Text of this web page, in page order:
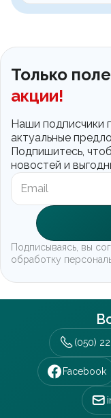
Только
акции!
Наши подписчики
актуальные
Подпишитесь,
новостей и
Подписываясь, вы
обработку
(050)
Facebook